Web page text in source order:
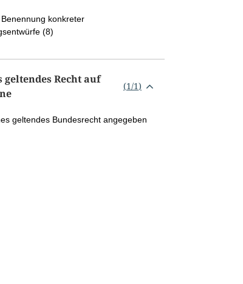
konkreter
(8)
geltendes Recht auf
(1/1)
geltendes Bundesrecht angegeben